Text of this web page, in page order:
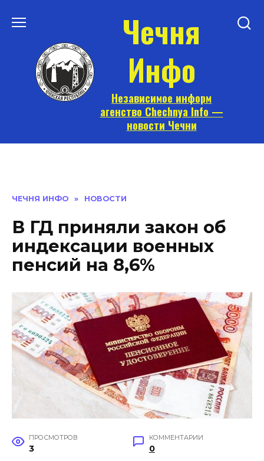
Чечня
Инфо
Независимое информ
агенство Chechnya Info —
новости Чечни
ЧЕЧНЯ ИНФО » НОВОСТИ
В ГД приняли закон об
индексации военных
пенсий на 8,6%
ПРОСМОТРОВ
3
КОММЕНТАРИИ
0